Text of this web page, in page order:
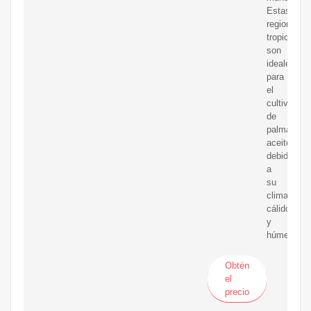
Estas
regiones
tropicales
son
ideales
para
el
cultivo
de
palma
aceitera
debido
a
su
clima
cálido
y
húmedo.
Obtén
el
precio